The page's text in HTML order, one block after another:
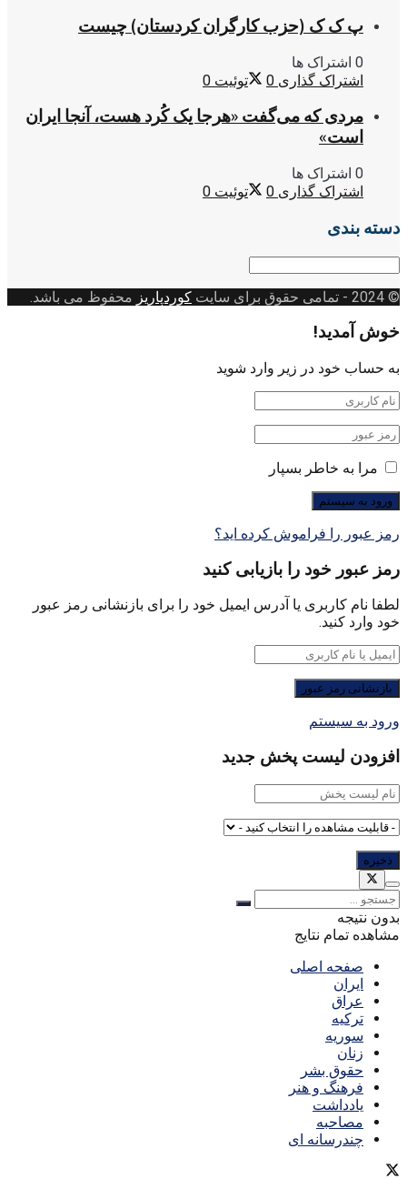
پ ک ک (حزب کارگران کردستان) چیست
0 اشتراک ها
اشتراک گذاری 0 توئیت 0
مردی که می‌گفت «هرجا یک کُرد هست، آنجا ایران
است»
0 اشتراک ها
اشتراک گذاری 0 توئیت 0
دسته بندی
دسته
© 2024
- تمامی حقوق برای سایت کوردپاریز محفوظ می باشد.
خوش آمدید!
به حساب خود در زیر وارد شوید
مرا به خاطر بسپار
رمز عبور را فراموش کرده اید؟
رمز عبور خود را بازیابی کنید
لطفا نام کاربری یا آدرس ایمیل خود را برای بازنشانی رمز عبور
خود وارد کنید.
ورود به سیستم
افزودن لیست پخش جدید
بدون نتیجه
مشاهده تمام نتایج
صفحه اصلی
ایران
عراق
ترکیه
سوریه
زنان
حقوق بشر
فرهنگ و هنر
یادداشت
مصاحبه
چندرسانه ای